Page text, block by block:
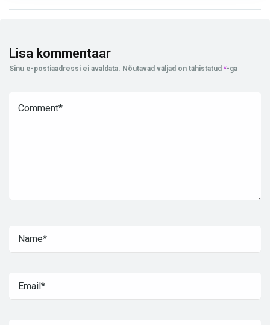
Lisa kommentaar
Sinu e-postiaadressi ei avaldata. Nõutavad väljad on tähistatud *-ga